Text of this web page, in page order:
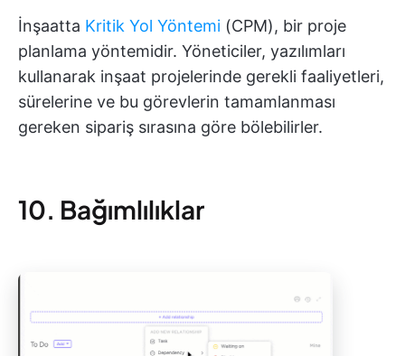
İnşaatta Kritik Yol Yöntemi (CPM), bir proje
planlama yöntemidir. Yöneticiler, yazılımları
kullanarak inşaat projelerinde gerekli faaliyetleri,
sürelerine ve bu görevlerin tamamlanması
gereken sipariş sırasına göre bölebilirler.
10. Bağımlılıklar